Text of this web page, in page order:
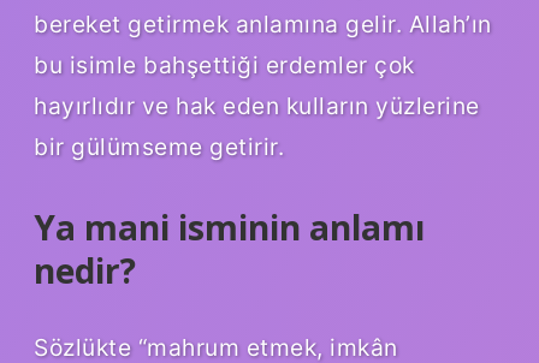
bereket getirmek anlamına gelir. Allah’ın
bu isimle bahşettiği erdemler çok
hayırlıdır ve hak eden kulların yüzlerine
bir gülümseme getirir.
Ya mani isminin anlamı
nedir?
Sözlükte “mahrum etmek, imkân